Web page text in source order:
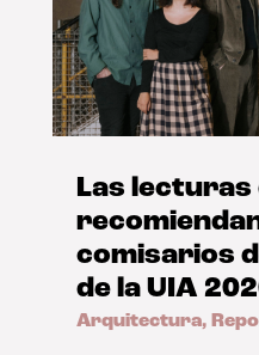
Las lecturas
comisarios
de la UIA
Arquitectura,